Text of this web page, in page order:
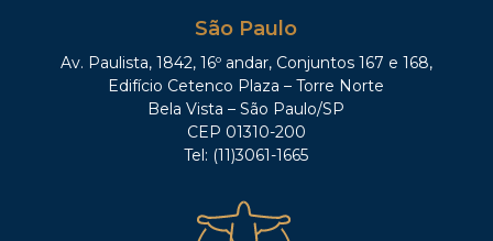
São Paulo
Av. Paulista, 1842, 16º andar, Conjuntos 167 e 168,
Edifício Cetenco Plaza – Torre Norte
Bela Vista – São Paulo/SP
CEP 01310-200
Tel: (11)3061-1665